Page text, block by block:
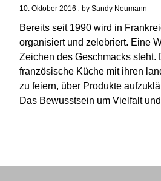
10. Oktober 2016 bySandy Neumann
Bereits seit 1990 wird in
organisiert und zelebriert. Eine
Zeichen des Geschmacks steht.
französische Küche mit ihren
zu feiern, über Produkte
Das Bewusstsein um Vielfalt